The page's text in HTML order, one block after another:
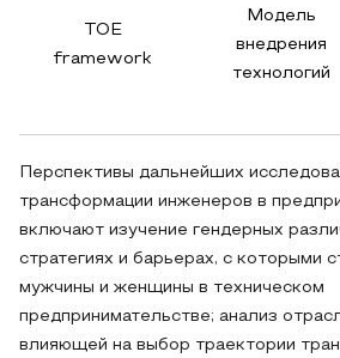
TOE
framework
Модель
внедрения
технологий
Перспективы дальнейших
трансформации инженеров в
включают изучение гендерных
стратегиях и барьерах, с которыми
мужчины и женщины в техническом
предпринимательстве; анализ
влияющей на выбор траектории